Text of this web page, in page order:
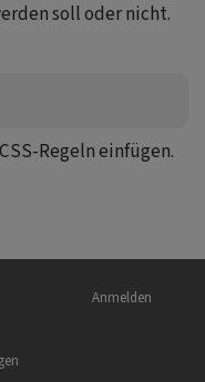
soll oder nicht.
Regeln einfügen.
Benutzermenü
Anmelden